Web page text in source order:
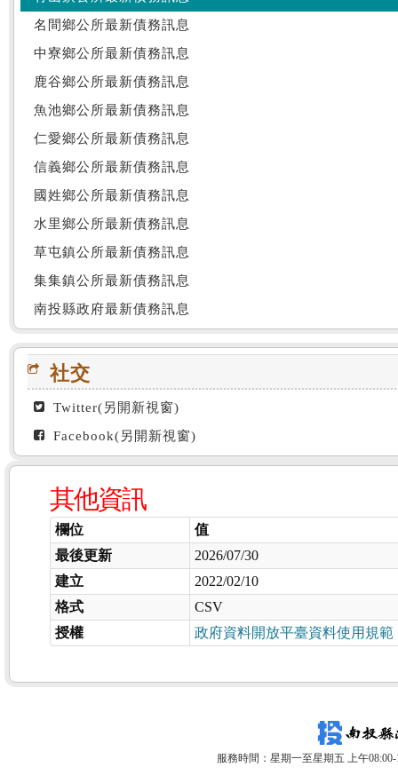
名間鄉公所最新債務訊息
中寮鄉公所最新債務訊息
鹿谷鄉公所最新債務訊息
魚池鄉公所最新債務訊息
仁愛鄉公所最新債務訊息
信義鄉公所最新債務訊息
國姓鄉公所最新債務訊息
水里鄉公所最新債務訊息
草屯鎮公所最新債務訊息
集集鎮公所最新債務訊息
南投縣政府最新債務訊息
社交
Twitter(另開新視窗)
Facebook(另開新視窗)
其他資訊
欄位
值
最後更新
2026/07/30
建立
2022/02/10
格式
CSV
授權
政府資料開放平臺資料使用規範
服務時間：星期一至星期五 上午